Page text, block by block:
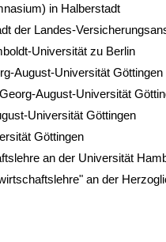
in Halberstadt
der Landes-
Universität zu Berlin
August-Universität Göttingen
August-Universität
Universität Göttingen
Göttingen
an der Universität
an der